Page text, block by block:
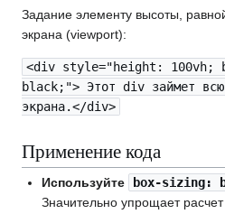
Задание элементу высоты,
экрана (viewport):
<div style="height: 100vh;
black;"> Этот div займет всю
экрана.</div>
Применение кода
Используйте box-sizing:
Значительно упрощает